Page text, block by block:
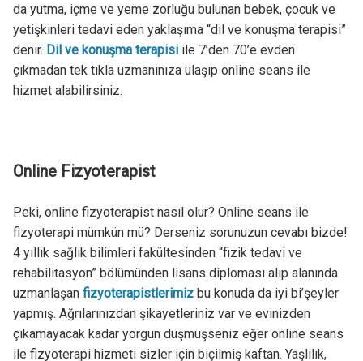
da yutma, içme ve yeme zorluğu bulunan bebek, çocuk ve
yetişkinleri tedavi eden yaklaşıma “dil ve konuşma terapisi”
denir. Dil ve konuşma terapisi ile 7’den 70’e evden
çıkmadan tek tıkla uzmanınıza ulaşıp online seans ile
hizmet alabilirsiniz.
Online Fizyoterapist
Peki, online fizyoterapist nasıl olur? Online seans ile
fizyoterapi mümkün mü? Derseniz sorunuzun cevabı bizde!
4 yıllık sağlık bilimleri fakültesinden “fizik tedavi ve
rehabilitasyon” bölümünden lisans diploması alıp alanında
uzmanlaşan fizyoterapistlerimiz bu konuda da iyi bi’şeyler
yapmış. Ağrılarınızdan şikayetleriniz var ve evinizden
çıkamayacak kadar yorgun düşmüşseniz eğer online seans
ile fizyoterapi hizmeti sizler için biçilmiş kaftan. Yaşlılık,